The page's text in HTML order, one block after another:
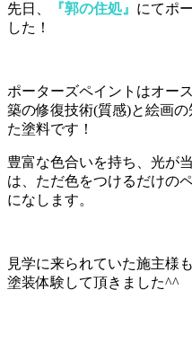
先日、 『郭の住処』 にてポ
した！
ポーターズペイントはオー
築の修復技術(質感)と絵画
た塗料です！
豊富な色合いを持ち、光が
は、ただ色をつけるだけの
になします。
見学に来られていた施主様
塗装体験して頂きました^^